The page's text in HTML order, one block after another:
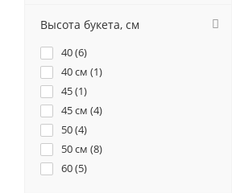
9 (3)
Высота букета, см
40 (6)
40 см (1)
45 (1)
45 см (4)
50 (4)
50 см (8)
60 (5)